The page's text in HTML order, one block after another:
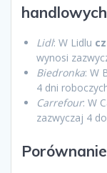
handlowych
Lidl: W Lidlu
wynosi
Biedronka: W
4 dni
Carrefour: W
zazwyczaj 4